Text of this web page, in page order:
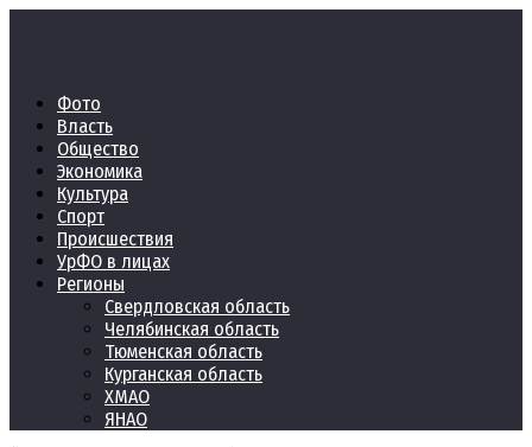
Фото
Власть
Общество
Экономика
Культура
Спорт
Происшествия
УрФО в лицах
Регионы
Свердловская область
Челябинская область
Тюменская область
Курганская область
ХМАО
ЯНАО